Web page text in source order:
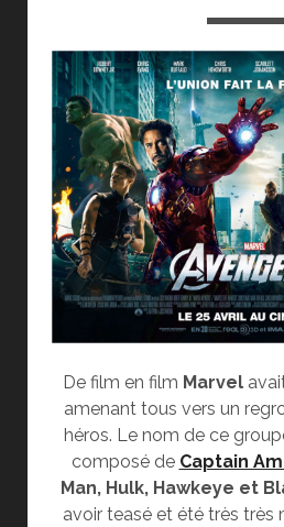
De film en film Marvel
amenant tous vers un
héros. Le nom de ce
composé de Captain
Man, Hulk, Hawkeye et
avoir teasé et été très très